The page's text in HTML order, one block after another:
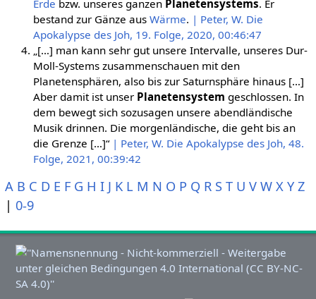
Erde bzw. unseres ganzen Planetensystems. Er
bestand zur Gänze aus Wärme. | Peter, W. Die
Apokalypse des Joh, 19. Folge, 2020, 00:46:47
„[…] man kann sehr gut unsere Intervalle, unseres Dur-
Moll-Systems zusammenschauen mit den
Planetensphären, also bis zur Saturnsphäre hinaus […]
Aber damit ist unser Planetensystem geschlossen. In
dem bewegt sich sozusagen unsere abendländische
Musik drinnen. Die morgenländische, die geht bis an
die Grenze […]“ | Peter, W. Die Apokalypse des Joh, 48.
Folge, 2021, 00:39:42
A B C D E F G H I J K L M N O P Q R S T U V W X Y Z
| 0-9